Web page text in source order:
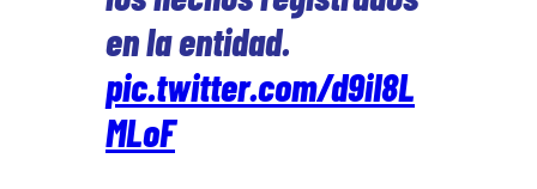
en la entidad.
pic.twitter.com/d9iI8L
MLoF